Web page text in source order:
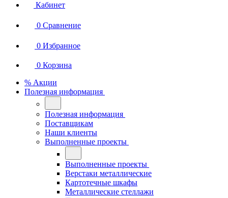
Кабинет
0 Сравнение
0 Избранное
0 Корзина
% Акции
Полезная информация
Полезная информация
Поставщикам
Наши клиенты
Выполненные проекты
Выполненные проекты
Верстаки металлические
Картотечные шкафы
Металлические стеллажи